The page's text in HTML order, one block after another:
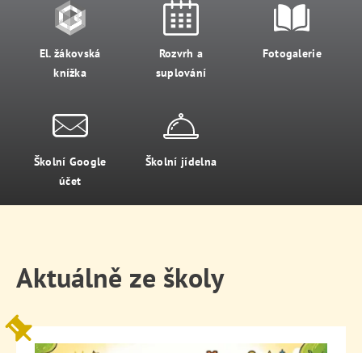
El. žákovská
knížka
Rozvrh a
suplování
Fotogalerie
Školní Google
účet
Školní jídelna
Aktuálně ze školy